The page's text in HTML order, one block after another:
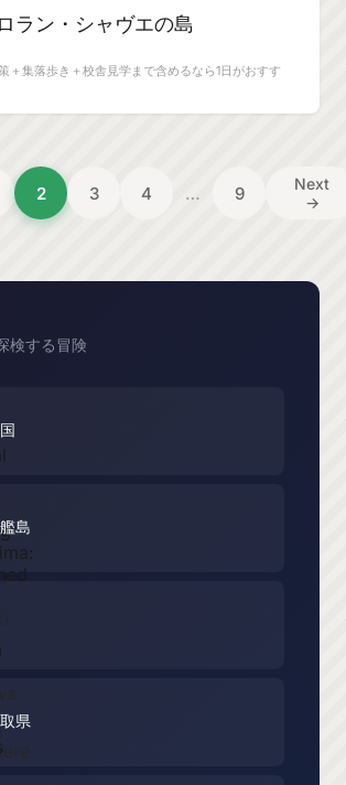
ラン・シャヴエの島
＋集落歩き＋校舎見学まで含めるなら1日がおすす
2 3 4 … 9
Next
→
検する冒険
島
県